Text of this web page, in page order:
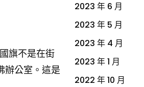
旗不是在街
辦公室。這是
2023 年 6 月
2023 年 5 月
2023 年 4 月
2023 年 1 月
2022 年 10 月